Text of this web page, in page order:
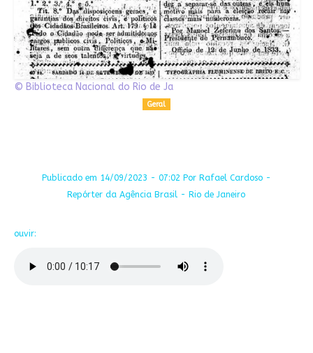
© Biblioteca Nacional do Rio de Ja
Geral
Publicado em 14/09/2023 - 07:02 Por Rafael Cardoso -
Repórter da Agência Brasil - Rio de Janeiro
ouvir: